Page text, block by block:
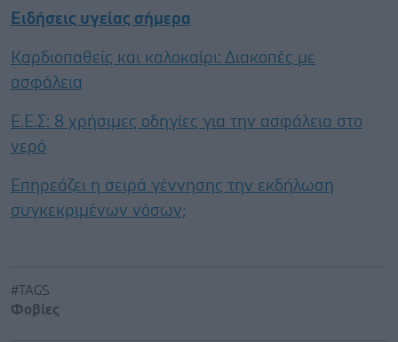
Ειδήσεις υγείας σήμερα
Καρδιοπαθείς και καλοκαίρι: Διακοπές με
ασφάλεια
Ε.E.Σ: 8 χρήσιμες οδηγίες για την ασφάλεια στο
νερό
Επηρεάζει η σειρά γέννησης την εκδήλωση
συγκεκριμένων νόσων;
#TAGS
Φοβίες